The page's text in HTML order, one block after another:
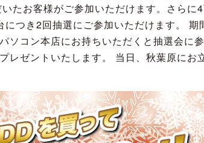
たお客様がご参加いただけます。さらに
につき2回抽選にご参加いただけます。 期
ソコン本店にお持ちいただくと抽選会に
レゼントいたします。 当日、秋葉原にお